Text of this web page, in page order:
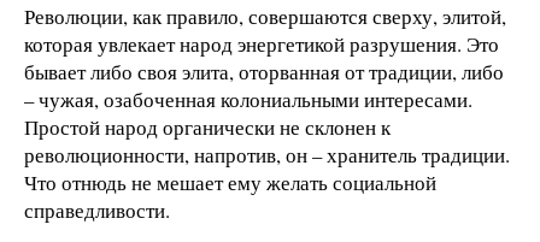
Революции, как правило, совершаются сверху, элитой,
которая увлекает народ энергетикой разрушения. Это
бывает либо своя элита, оторванная от традиции, либо
– чужая, озабоченная колониальными интересами.
Простой народ органически не склонен к
революционности, напротив, он – хранитель традиции.
Что отнюдь не мешает ему желать социальной
справедливости.